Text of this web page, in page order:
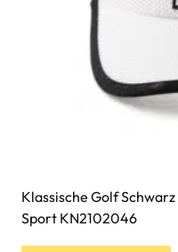
Klassische Golf
Sport KN2102046